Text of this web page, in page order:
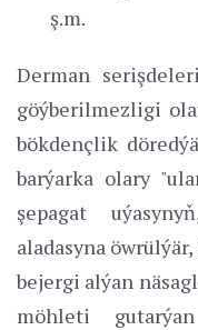
ş.m.
Derman
göýberilmezligi
bökdençlik
barýarka olary
şepagat
aladasyna
bejergi alýan
möhleti